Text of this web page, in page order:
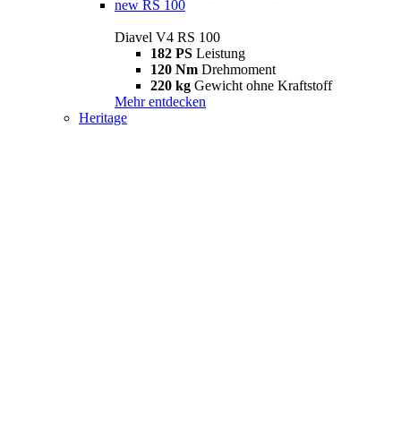
new RS 100
Diavel V4 RS 100
182 PS Leistung
120 Nm Drehmoment
220 kg Gewicht ohne Kraftstoff
Mehr entdecken
Heritage